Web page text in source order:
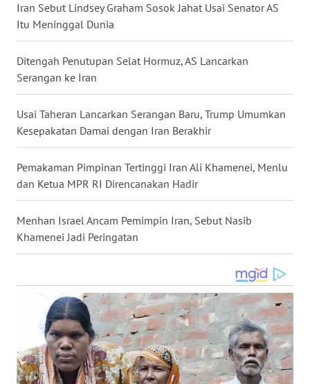
Iran Sebut Lindsey Graham Sosok Jahat Usai Senator AS
Itu Meninggal Dunia
Ditengah Penutupan Selat Hormuz, AS Lancarkan
Serangan ke Iran
Usai Taheran Lancarkan Serangan Baru, Trump Umumkan
Kesepakatan Damai dengan Iran Berakhir
Pemakaman Pimpinan Tertinggi Iran Ali Khamenei, Menlu
dan Ketua MPR RI Direncanakan Hadir
Menhan Israel Ancam Pemimpin Iran, Sebut Nasib
Khamenei Jadi Peringatan
LAMPUNG
WN
JATENG
WN
WN
KALBAR
WN
KALTENG